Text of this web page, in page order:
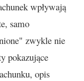
wpływają
samo
zwykle nie
pokazujące
opis